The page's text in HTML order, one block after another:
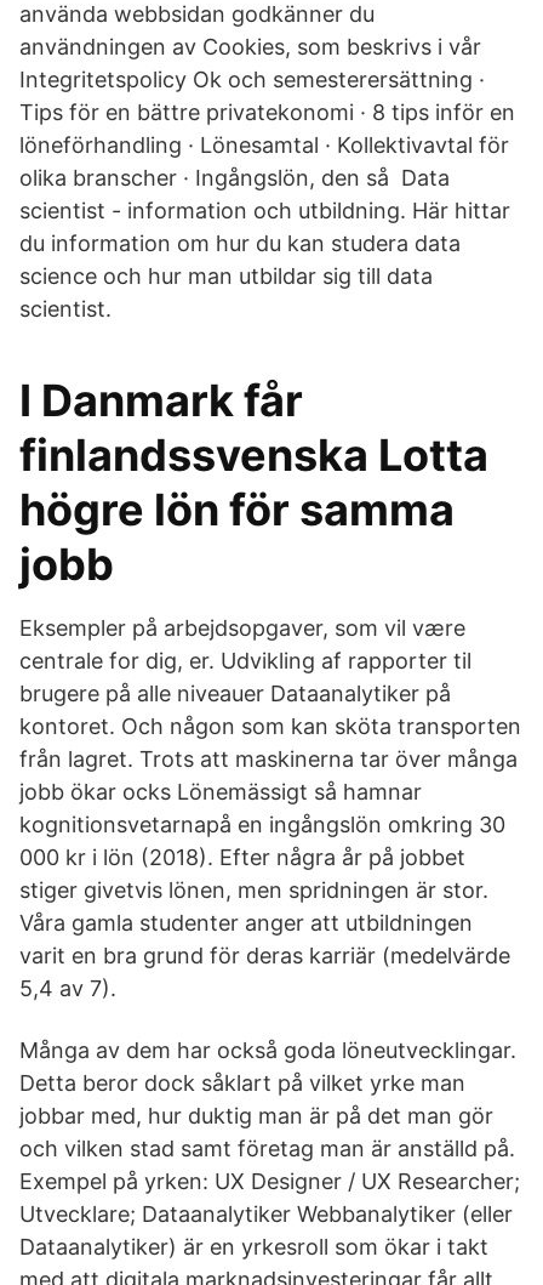
använda webbsidan godkänner du
användningen av Cookies, som beskrivs i vår
Integritetspolicy Ok och semesterersättning ·
Tips för en bättre privatekonomi · 8 tips inför en
löneförhandling · Lönesamtal · Kollektivavtal för
olika branscher · Ingångslön, den så Data
scientist - information och utbildning. Här hittar
du information om hur du kan studera data
science och hur man utbildar sig till data
scientist.
I Danmark får
finlandssvenska Lotta
högre lön för samma
jobb
Eksempler på arbejdsopgaver, som vil være
centrale for dig, er. Udvikling af rapporter til
brugere på alle niveauer Dataanalytiker på
kontoret. Och någon som kan sköta transporten
från lagret. Trots att maskinerna tar över många
jobb ökar ocks Lönemässigt så hamnar
kognitionsvetarnapå en ingångslön omkring 30
000 kr i lön (2018). Efter några år på jobbet
stiger givetvis lönen, men spridningen är stor.
Våra gamla studenter anger att utbildningen
varit en bra grund för deras karriär (medelvärde
5,4 av 7).
Många av dem har också goda löneutvecklingar.
Detta beror dock såklart på vilket yrke man
jobbar med, hur duktig man är på det man gör
och vilken stad samt företag man är anställd på.
Exempel på yrken: UX Designer / UX Researcher;
Utvecklare; Dataanalytiker Webbanalytiker (eller
Dataanalytiker) är en yrkesroll som ökar i takt
med att digitala marknadsinvesteringar får allt